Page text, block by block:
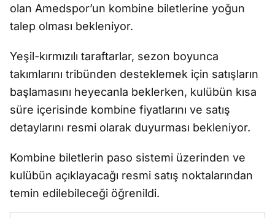
olan Amedspor’un kombine biletlerine yoğun
talep olması bekleniyor.
Yeşil-kırmızılı taraftarlar, sezon boyunca
takımlarını tribünden desteklemek için satışların
başlamasını heyecanla beklerken, kulübün kısa
süre içerisinde kombine fiyatlarını ve satış
detaylarını resmi olarak duyurması bekleniyor.
Kombine biletlerin paso sistemi üzerinden ve
kulübün açıklayacağı resmi satış noktalarından
temin edilebileceği öğrenildi.